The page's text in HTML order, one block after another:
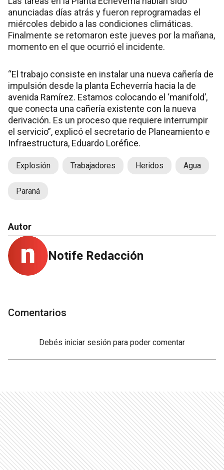
anunciadas días atrás y fueron reprogramadas el
miércoles debido a las condiciones climáticas.
Finalmente se retomaron este jueves por la mañana,
momento en el que ocurrió el incidente.
“El trabajo consiste en instalar una nueva cañería de
impulsión desde la planta Echeverría hacia la de
avenida Ramírez. Estamos colocando el ‘manifold’,
que conecta una cañería existente con la nueva
derivación. Es un proceso que requiere interrumpir
el servicio”, explicó el secretario de Planeamiento e
Infraestructura, Eduardo Loréfice.
Explosión Trabajadores Heridos Agua
Paraná
Autor
Notife Redacción
Comentarios
Debés iniciar sesión para poder comentar